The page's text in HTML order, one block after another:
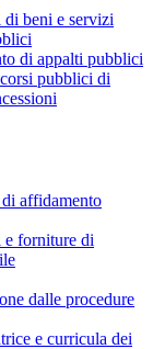
di beni e servizi
di appalti pubblici
pubblici di
affidamento
forniture di
dalle procedure
e curricula dei